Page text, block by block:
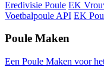
Eredivisie Poule EK
Voetbalpoule API EK
Poule Maken
Een Poule Maken voor